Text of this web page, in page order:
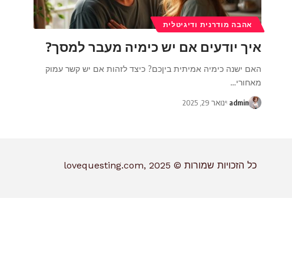
אהבה מודרנית ודיגיטלית
איך יודעים אם יש כימיה מעבר למסך?
האם ישנה כימיה אמיתית ביןכם? כיצד לזהות אם יש קשר עמוק
מאחורי…
admin ינואר 29, 2025
כל הזכויות שמורות © lovequesting.com, 2025